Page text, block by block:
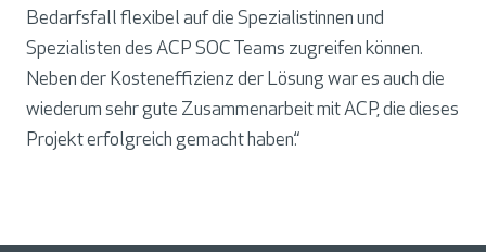
Bedarfsfall flexibel auf die Spezialistinnen und
Spezialisten des ACP SOC Teams zugreifen können.
Neben der Kosteneffizienz der Lösung war es auch die
wiederum sehr gute Zusammenarbeit mit ACP, die dieses
Projekt erfolgreich gemacht haben.“